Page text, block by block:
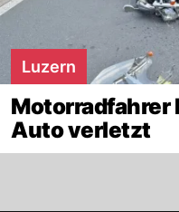
Luzern
Motorradfahrer
Auto verletzt